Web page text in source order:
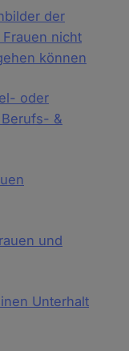
der
nicht
können
oder
&
und
Unterhalt